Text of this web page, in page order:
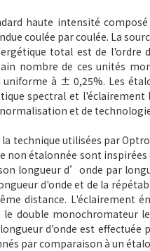
haute intensité
coulée par coulée. La
total est de l'ordre
nombre de ces unités
uniforme à ± 0,25%. Les
spectral et l'éclairement
et de
technique utilisées par
non étalonnée sont inspirées
longueur d’onde par
d'onde et de la
distance. L'éclairement
double monochromateur
d'onde est effectuée
par comparaison à un